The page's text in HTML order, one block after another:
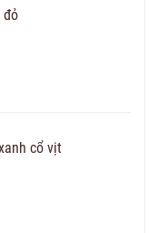
đỏ
cổ vịt